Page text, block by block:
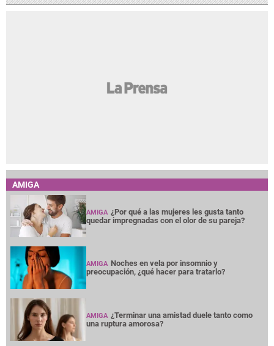
AMIGA
AMIGA ¿Por qué a las mujeres les gusta tanto
quedar impregnadas con el olor de su pareja?
AMIGA Noches en vela por insomnio y
preocupación, ¿qué hacer para tratarlo?
AMIGA ¿Terminar una amistad duele tanto como
una ruptura amorosa?